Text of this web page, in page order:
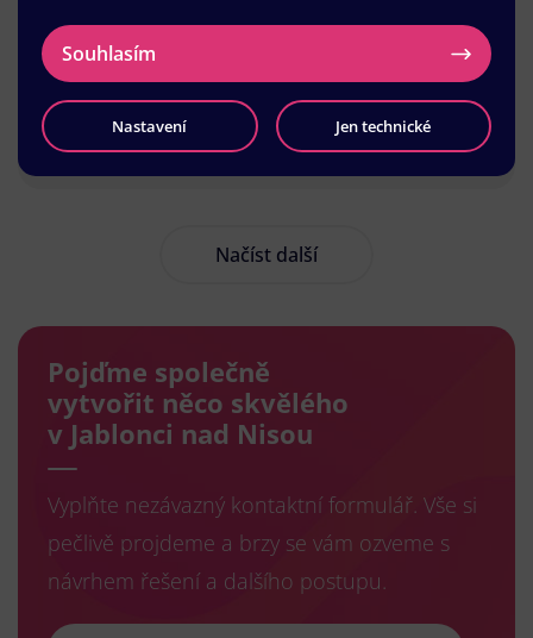
Načíst další
Pojďme společně
vytvořit něco skvělého
v Jablonci nad Nisou
Vyplňte nezávazný kontaktní formulář. Vše si
pečlivě projdeme a brzy se vám ozveme s
návrhem řešení a dalšího postupu.
Souhlasím
Nastavení Jen technické